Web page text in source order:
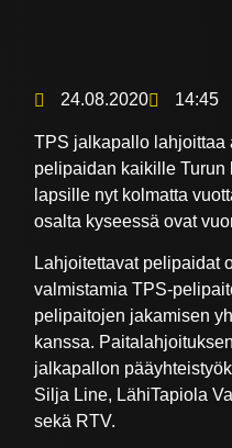
24.08.2020 14:45
TPS jalkapallo lahjoittaa
pelipaidan kaikille
lapsille nyt kolmatta
osalta kyseessä ovat
Lahjoitettavat pelipaidat
valmistamia TPS-
pelipaitojen jakamisen
kanssa.
jalkapallon
Silja Line, LähiTapiola
sekä RTV.